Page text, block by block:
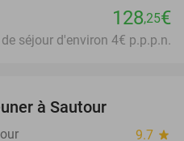
128,25€
séjour d'environ 4€ p.p.p.n.
à Sautour
9.7 star